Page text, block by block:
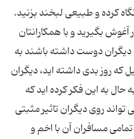
کرده و طبیعی لبخند بزنید.
آغوش بگیرید و با همکارانتان
دوست داشته باشند به
روز بدی داشته اید، دیگران
حال به این فکر کرده اید که
روی دیگران تاثیر مثبتی
مسافران آن با اخم و